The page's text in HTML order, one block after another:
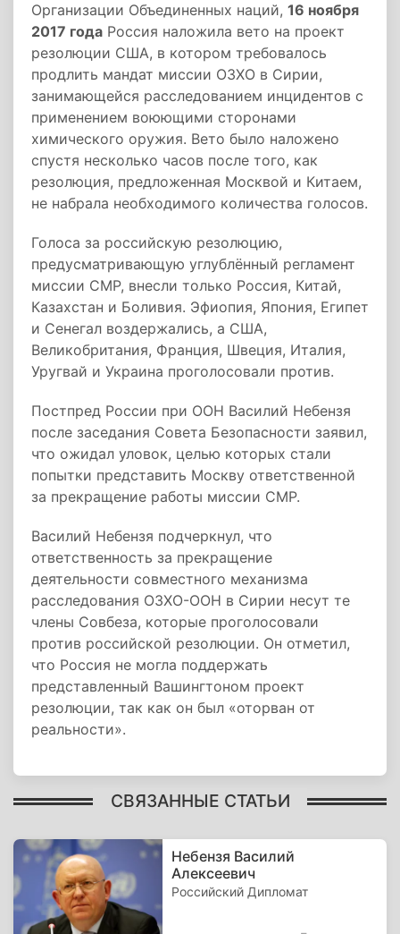
Организации Объединенных наций, 16 ноября
2017 года Россия наложила вето на проект
резолюции США, в котором требовалось
продлить мандат миссии ОЗХО в Сирии,
занимающейся расследованием инцидентов с
применением воюющими сторонами
химического оружия. Вето было наложено
спустя несколько часов после того, как
резолюция, предложенная Москвой и Китаем,
не набрала необходимого количества голосов.
Голоса за российскую резолюцию,
предусматривающую углублённый регламент
миссии СМР, внесли только Россия, Китай,
Казахстан и Боливия. Эфиопия, Япония, Египет
и Сенегал воздержались, а США,
Великобритания, Франция, Швеция, Италия,
Уругвай и Украина проголосовали против.
Постпред России при ООН Василий Небензя
после заседания Совета Безопасности заявил,
что ожидал уловок, целью которых стали
попытки представить Москву ответственной
за прекращение работы миссии СМР.
Василий Небензя подчеркнул, что
ответственность за прекращение
деятельности совместного механизма
расследования ОЗХО-ООН в Сирии несут те
члены Совбеза, которые проголосовали
против российской резолюции. Он отметил,
что Россия не могла поддержать
представленный Вашингтоном проект
резолюции, так как он был «оторван от
реальности».
СВЯЗАННЫЕ СТАТЬИ
Небензя Василий
Алексеевич
Российский Дипломат